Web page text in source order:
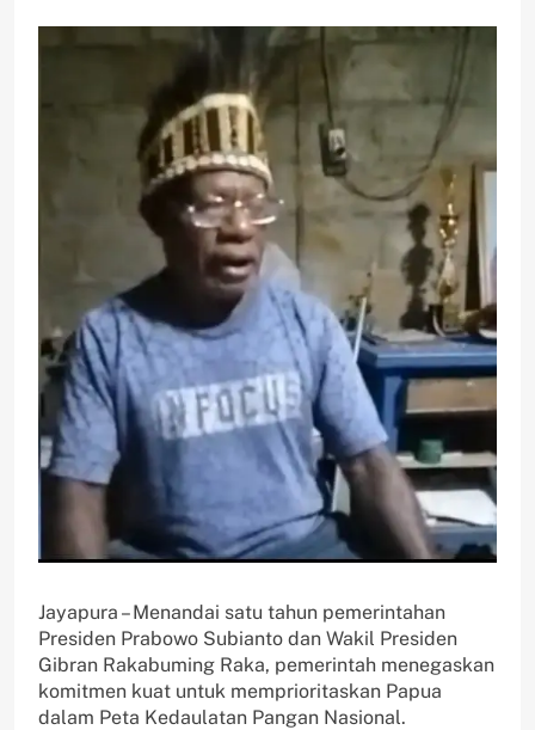
Jayapura – Menandai satu tahun pemerintahan
Presiden Prabowo Subianto dan Wakil Presiden
Gibran Rakabuming Raka, pemerintah menegaskan
komitmen kuat untuk memprioritaskan Papua
dalam Peta Kedaulatan Pangan Nasional.